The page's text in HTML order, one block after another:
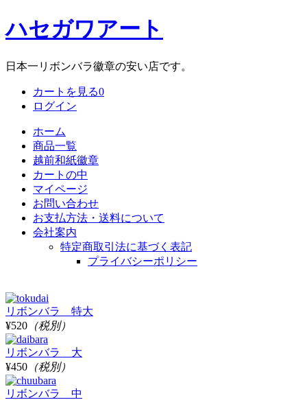
ハセガワアート
日本一リボンバラ徽章の安い店です。
カートを見る0
ログイン
ホーム
商品一覧
越前和紙徽章
カートの中
マイページ
お問い合わせ
お支払方法・送料について
会社案内
特定商取引法に基づく表記
プライバシーポリシー
リボンバラ 特大
¥520 （税別）
リボンバラ 大
¥450 （税別）
リボンバラ 中